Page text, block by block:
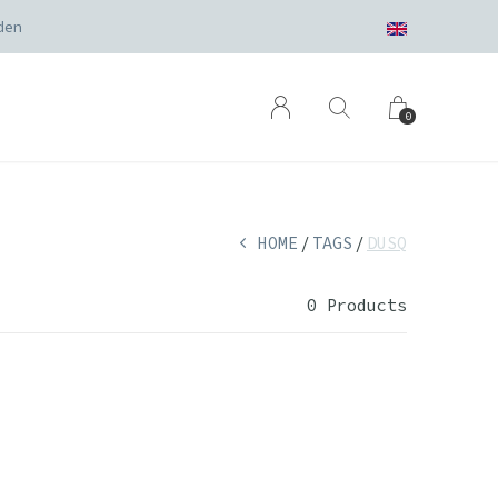
0
HOME TAGS DUSQ
0 Products